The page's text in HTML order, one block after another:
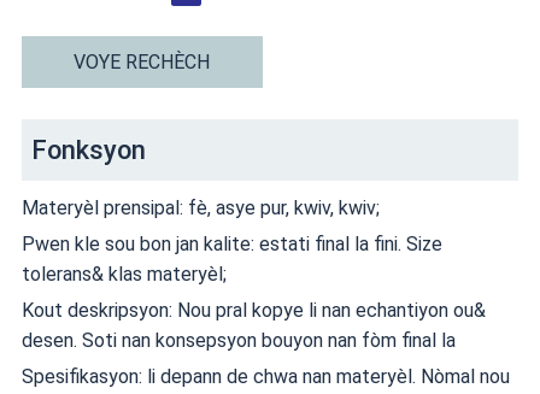
VOYE RECHÈCH
Fonksyon
Materyèl prensipal: fè, asye pur, kwiv, kwiv;
Pwen kle sou bon jan kalite: estati final la fini. Size
tolerans& klas materyèl;
Kout deskripsyon: Nou pral kopye li nan echantiyon ou&
desen. Soti nan konsepsyon bouyon nan fòm final la
Spesifikasyon: li depann de chwa nan materyèl. Nòmal nou